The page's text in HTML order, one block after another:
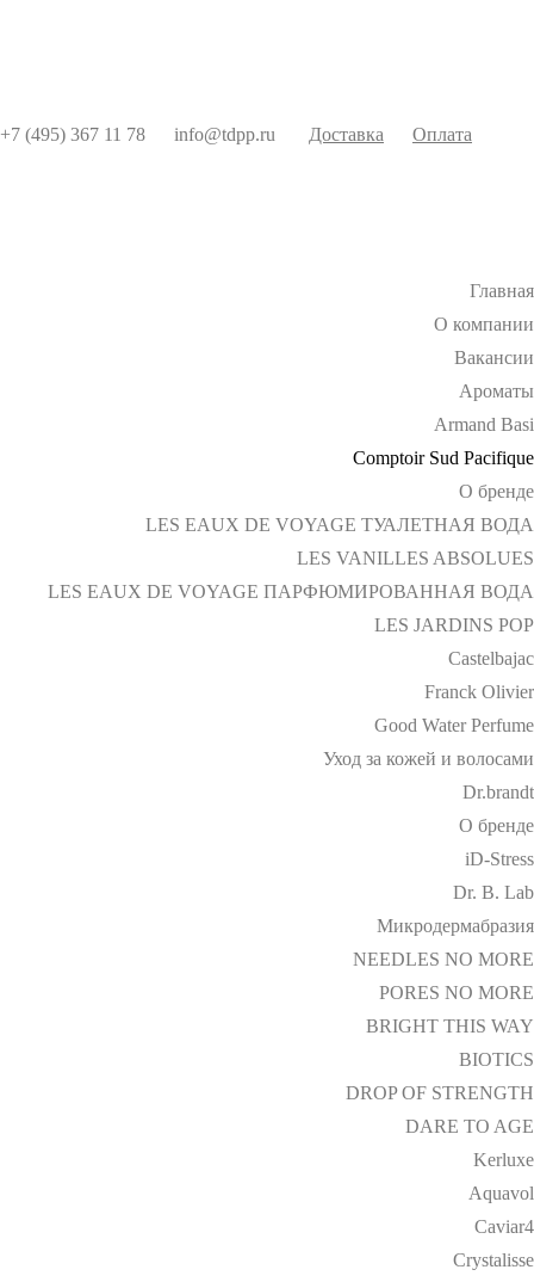
+7 (495) 367 11 78 info@tdpp.ru Доставка Оплата
Главная
О компании
Вакансии
Ароматы
Armand Basi
Comptoir Sud Pacifique
О бренде
LES EAUX DE VOYAGE ТУАЛЕТНАЯ ВОДА
LES VANILLES ABSOLUES
LES EAUX DE VOYAGE ПАРФЮМИРОВАННАЯ ВОДА
LES JARDINS POP
Castelbajac
Franck Olivier
Good Water Perfume
Уход за кожей и волосами
Dr.brandt
О бренде
iD-Stress
Dr. B. Lab
Микродермабразия
NEEDLES NO MORE
PORES NO MORE
BRIGHT THIS WAY
BIOTICS
DROP OF STRENGTH
DARE TO AGE
Kerluxe
Aquavol
Caviar4
Crystalisse